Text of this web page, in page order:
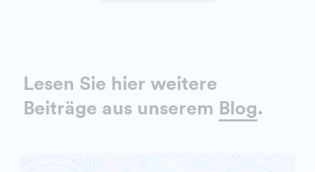
Lesen Sie hier weitere
Beiträge aus unserem Blog.